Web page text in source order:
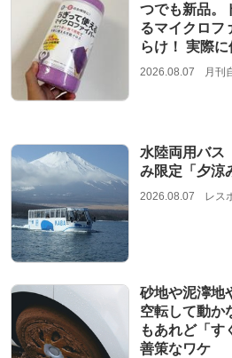
つでも新品。
るマイクロフ
らけ！ 実際
2026.08.07 月刊
水陸両用バス
み限定「夕涼
2026.08.07 レス
砂地や泥濘地
空転して動
もあれど「す
善策なワケ